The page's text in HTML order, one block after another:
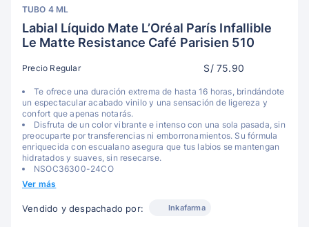
TUBO 4 ML
Labial Líquido Mate L’Oréal París Infallible
Le Matte Resistance Café Parisien 510
Precio Regular S/ 75.90
Te ofrece una duración extrema de hasta 16 horas, brindándote
un espectacular acabado vinilo y una sensación de ligereza y
confort que apenas notarás.
Disfruta de un color vibrante e intenso con una sola pasada, sin
preocuparte por transferencias ni emborronamientos. Su fórmula
enriquecida con escualano asegura que tus labios se mantengan
hidratados y suaves, sin resecarse.
NSOC36300-24CO
Ver más
Vendido y despachado por: Inkafarma